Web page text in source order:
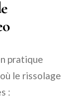
pratique
le rissolage
: